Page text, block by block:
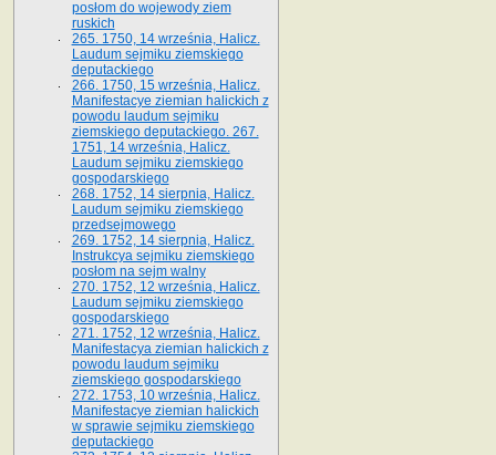
posłom do wojewody ziem
ruskich
265. 1750, 14 września, Halicz.
Laudum sejmiku ziemskiego
deputackiego
266. 1750, 15 września, Halicz.
Manifestacye ziemian halickich z
powodu laudum sejmiku
ziemskiego deputackiego. 267.
1751, 14 września, Halicz.
Laudum sejmiku ziemskiego
gospodarskiego
268. 1752, 14 sierpnia, Halicz.
Laudum sejmiku ziemskiego
przedsejmowego
269. 1752, 14 sierpnia, Halicz.
Instrukcya sejmiku ziemskiego
posłom na sejm walny
270. 1752, 12 września, Halicz.
Laudum sejmiku ziemskiego
gospodarskiego
271. 1752, 12 września, Halicz.
Manifestacya ziemian halickich z
powodu laudum sejmiku
ziemskiego gospodarskiego
272. 1753, 10 września, Halicz.
Manifestacye ziemian halickich
w sprawie sejmiku ziemskiego
deputackiego